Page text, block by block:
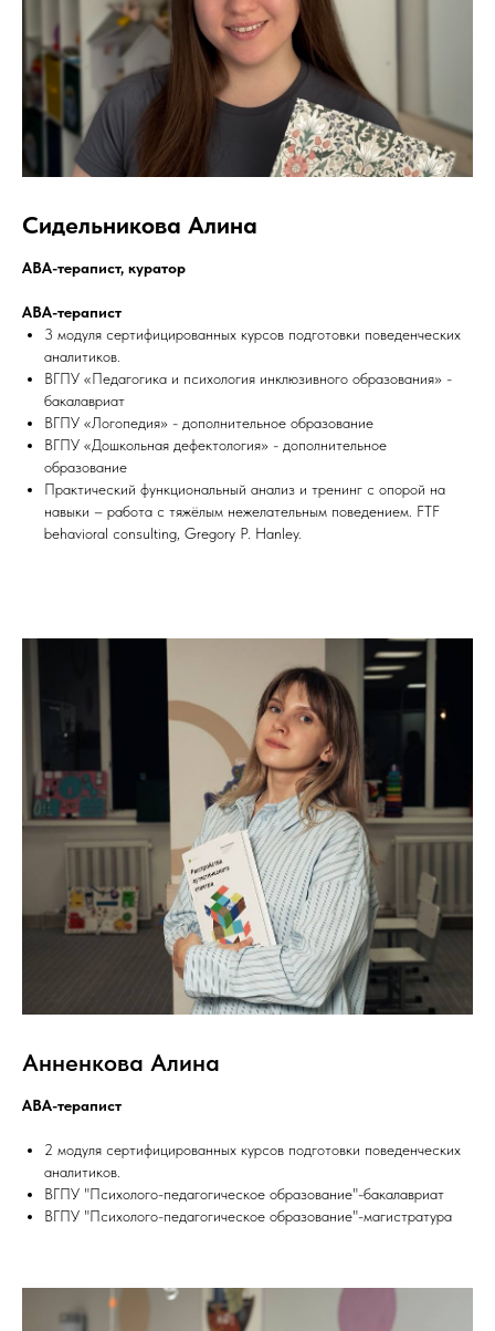
Сидельникова Алина
АВА-терапист, куратор
АВА-терапист
3 модуля сертифицированных курсов подготовки поведенческих
аналитиков.
ВГПУ «Педагогика и психология инклюзивного образования» -
бакалавриат
ВГПУ «Логопедия» - дополнительное образование
ВГПУ «Дошкольная дефектология» - дополнительное
образование
Практический функциональный анализ и тренинг с опорой на
навыки – работа с тяжёлым нежелательным поведением. FTF
behavioral consulting, Gregory P. Hanley.
Анненкова Алина
АВА-терапист
2 модуля сертифицированных курсов подготовки поведенческих
аналитиков.
ВГПУ "Психолого-педагогическое образование"-бакалавриат
ВГПУ "Психолого-педагогическое образование"-магистратура